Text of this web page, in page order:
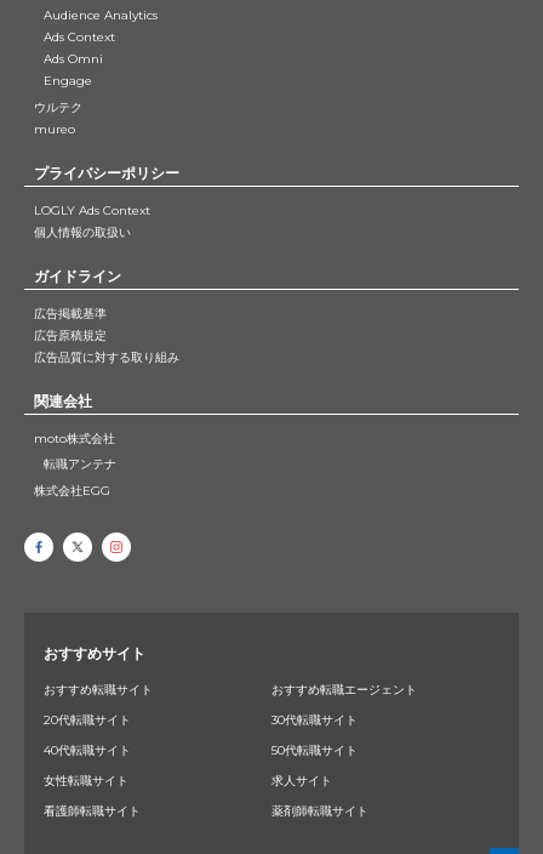
Audience Analytics
Ads Context
Ads Omni
Engage
ウルテク
mureo
プライバシーポリシー
LOGLY Ads Context
個人情報の取扱い
ガイドライン
広告掲載基準
広告原稿規定
広告品質に対する取り組み
関連会社
moto株式会社
転職アンテナ
株式会社EGG
おすすめサイト
おすすめ転職サイト
おすすめ転職エージェント
20代転職サイト
30代転職サイト
40代転職サイト
50代転職サイト
女性転職サイト
求人サイト
看護師転職サイト
薬剤師転職サイト